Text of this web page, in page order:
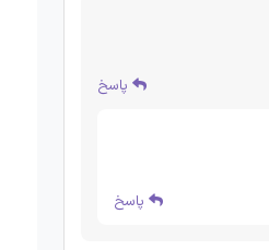
پاسخ
پاسخ